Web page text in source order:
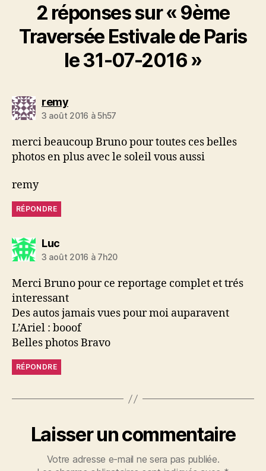
2 réponses sur « 9ème
Traversée Estivale de Paris
le 31-07-2016 »
remydit :
3 août 2016 à 5h57
merci beaucoup Bruno pour toutes ces belles
photos en plus avec le soleil vous aussi
remy
RÉPONDRE
Lucdit :
3 août 2016 à 7h20
Merci Bruno pour ce reportage complet et trés
interessant
Des autos jamais vues pour moi auparavent
L’Ariel : booof
Belles photos Bravo
RÉPONDRE
Laisser un commentaire
Votre adresse e-mail ne sera pas publiée.